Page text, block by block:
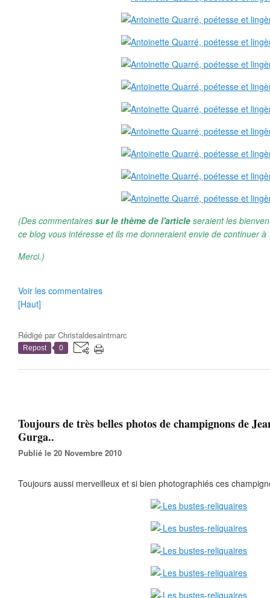
(Des commentaires sur le thème de l'article seraient les
ce blog vous intéresse et ils me donneraient envie de continuer
Merci.)
Voir les commentaires
[Haut]
Rédigé parChristaldesaintmarc
Repost 0
Toujours de très belles photos de champignons de
Gurga..
Publié le 20 Novembre 2010
Toujours aussi merveilleux et si bien photographiés ces